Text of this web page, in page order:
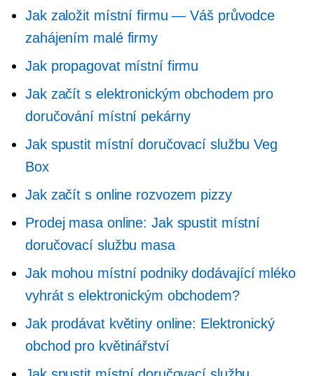
Jak založit místní firmu — Váš průvodce
zahájením malé firmy
Jak propagovat místní firmu
Jak začít s elektronickým obchodem pro
doručování místní pekárny
Jak spustit místní doručovací službu Veg
Box
Jak začít s online rozvozem pizzy
Prodej masa online: Jak spustit místní
doručovací službu masa
Jak mohou místní podniky dodávající mléko
vyhrát s elektronickým obchodem?
Jak prodávat květiny online: Elektronický
obchod pro květinářství